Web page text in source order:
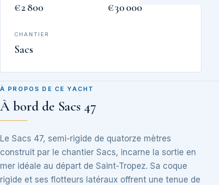
€2 800 €30 000
CHANTIER
Sacs
À PROPOS DE CE YACHT
À bord de Sacs 47
Le Sacs 47, semi-rigide de quatorze mètres
construit par le chantier Sacs, incarne la sortie en
mer idéale au départ de Saint-Tropez. Sa coque
rigide et ses flotteurs latéraux offrent une tenue de